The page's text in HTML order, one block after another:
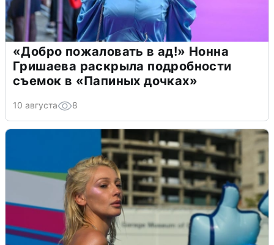
«Добро пожаловать в ад!» Нонна
Гришаева раскрыла подробности
съемок в «Папиных дочках»
10 августа 8